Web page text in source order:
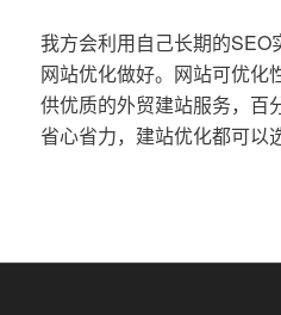
我方会利用自己长期的SEO
网站优化做好。网站可优化
供优质的外贸建站服务，百
省心省力，建站优化都可以